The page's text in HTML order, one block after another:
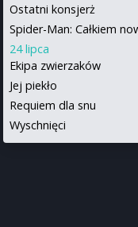
Ostatni konsjerż
Spider-Man: Całkiem
24 lipca
Ekipa zwierzaków
Jej piekło
Requiem dla snu
Wyschnięci